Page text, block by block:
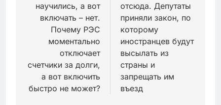
записям
научились, а вот
включать – нет.
Почему РЭС
моментально
отключает
счетчики за долги,
а вот включить
быстро не может?
отсюда. Депутаты
приняли закон, по
которому
иностранцев будут
высылать из
страны и
запрещать им
въезд